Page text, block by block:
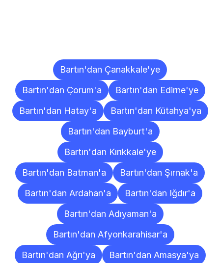
Bartın'dan Çanakkale'ye
Bartın'dan Çorum'a
Bartın'dan Edirne'ye
Bartın'dan Hatay'a
Bartın'dan Kütahya'ya
Bartın'dan Bayburt'a
Bartın'dan Kırıkkale'ye
Bartın'dan Batman'a
Bartın'dan Şırnak'a
Bartın'dan Ardahan'a
Bartın'dan Iğdır'a
Bartın'dan Adıyaman'a
Bartın'dan Afyonkarahisar'a
Bartın'dan Ağrı'ya
Bartın'dan Amasya'ya